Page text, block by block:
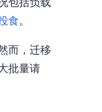
包括负载
食 I Am I。
而，迁移
批量请